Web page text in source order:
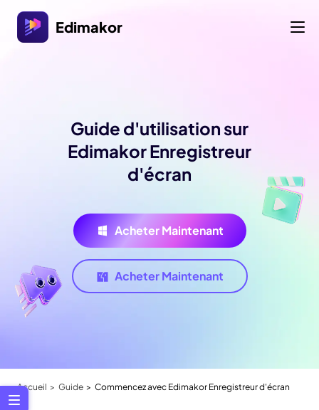
Edimakor
Guide d'utilisation sur
Edimakor Enregistreur
d'écran
Acheter Maintenant
Acheter Maintenant
Accueil Guide Commencez avec Edimakor Enregistreur d'écran